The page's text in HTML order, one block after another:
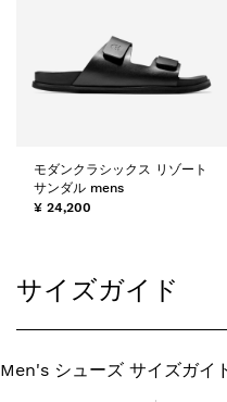
モダンクラシックス リゾート
サンダル mens
¥ 24,200
サイズガイド
Men's シューズ サイズガイ